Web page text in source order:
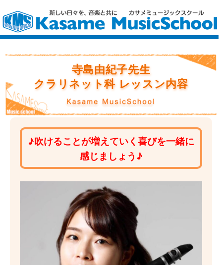
寺島由紀子先生
クラリネット科 レッスン内容
♪吹けることが増えていく喜びを一緒に
感じましょう♪